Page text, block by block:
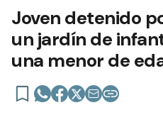
Joven detenido
un jardín de
una menor de